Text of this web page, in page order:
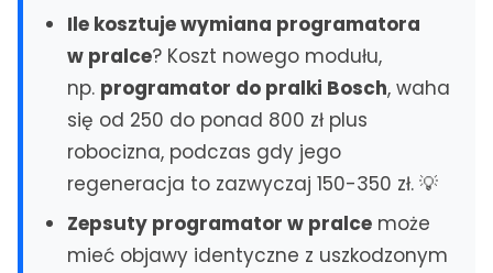
Ząbki
Zielonka
DOLNY ŚLĄSK
Naprawa Zmywarek Wrocław
Serwis AGD Wrocław
Bolesławiec
Ile kosztuje wymiana programatora
w pralce? Koszt nowego modułu,
np. programator do pralki Bosch, waha
się od 250 do ponad 800 zł plus
robocizna, podczas gdy jego
regeneracja to zazwyczaj 150-350 zł. 💡
Zepsuty programator w pralce może
mieć objawy identyczne z uszkodzonym